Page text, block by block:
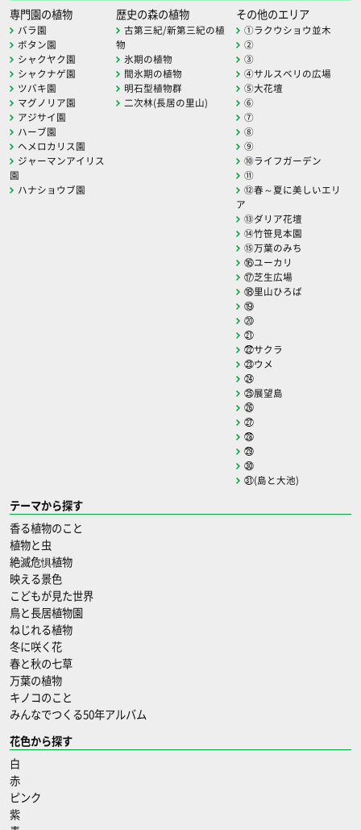
専門園の植物
バラ園
ボタン園
シャクヤク園
シャクナゲ園
ツバキ園
マグノリア園
アジサイ園
ハーブ園
ヘメロカリス園
ジャーマンアイリス
園
ハナショウブ園
歴史の森の植物
古第三紀/新第三紀の植
物
氷期の植物
間氷期の植物
明石型植物群
二次林(長居の里山)
その他のエリア
①ラクウショウ並木
②
③
④サルスベリの広場
⑤大花壇
⑥
⑦
⑧
⑨
⑩ライフガーデン
⑪
⑫春～夏に美しいエリ
ア
⑬ダリア花壇
⑭竹笹見本園
⑮万葉のみち
⑯ユーカリ
⑰芝生広場
⑱里山ひろば
⑲
⑳
㉑
㉒サクラ
㉓ウメ
㉔
㉕展望島
㉖
㉗
㉘
㉙
㉚
㉛(島と大池)
テーマから探す
香る植物のこと
植物と虫
絶滅危惧植物
映える景色
こどもが見た世界
鳥と長居植物園
ねじれる植物
冬に咲く花
春と秋の七草
万葉の植物
キノコのこと
みんなでつくる50年アルバム
花色から探す
白
赤
ピンク
紫